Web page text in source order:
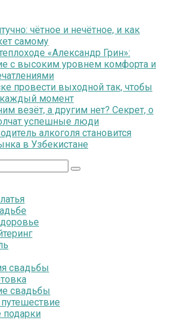
чётное и нечётное, и как
самому
«Александр Грин»:
с высоким уровнем комфорта и
провести выходной так, чтобы
момент
везёт, а другим нет? Секрет, о
успешные люди
алкоголя становится
в Узбекистане
свадьбы
свадьбы